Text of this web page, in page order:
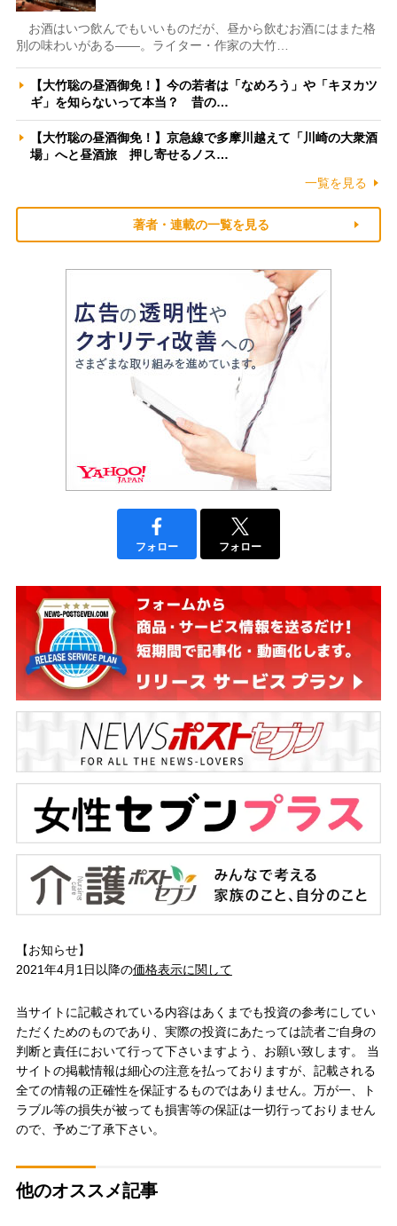
お酒はいつ飲んでもいいものだが、昼から飲むお酒にはまた格
別の味わいがある――。ライター・作家の大竹…
【大竹聡の昼酒御免！】今の若者は「なめろう」や「キヌカツ
ギ」を知らないって本当？ 昔の…
【大竹聡の昼酒御免！】京急線で多摩川越えて「川崎の大衆酒
場」へと昼酒旅 押し寄せるノス…
一覧を見る
著者・連載の一覧を見る
フォロー フォロー
【お知らせ】
2021年4月1日以降の価格表示に関して
当サイトに記載されている内容はあくまでも投資の参考にしてい
ただくためのものであり、実際の投資にあたっては読者ご自身の
判断と責任において行って下さいますよう、お願い致します。 当
サイトの掲載情報は細心の注意を払っておりますが、記載される
全ての情報の正確性を保証するものではありません。万が一、ト
ラブル等の損失が被っても損害等の保証は一切行っておりません
ので、予めご了承下さい。
他のオススメ記事